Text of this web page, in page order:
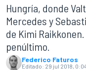
Hungría, donde
Mercedes y
de Kimi
penúltimo.
Federico Faturos
Editado: 29 jul 2018,